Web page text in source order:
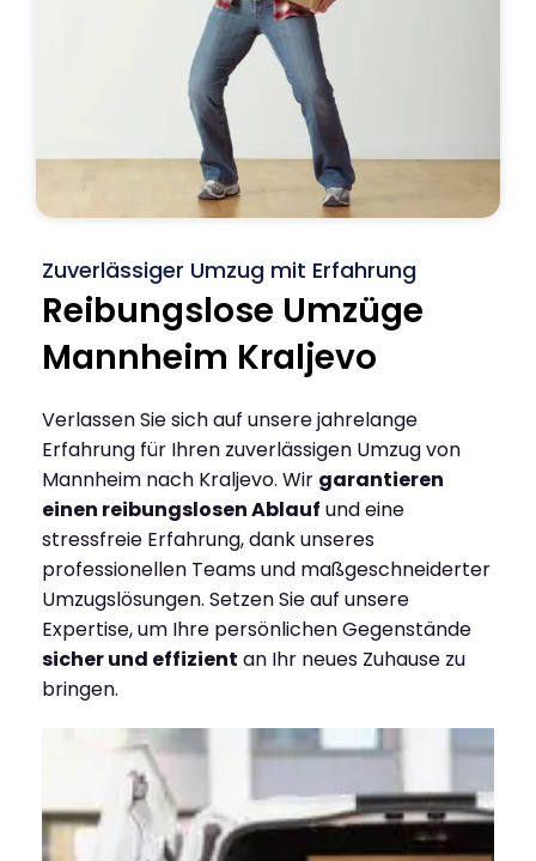
Zuverlässiger Umzug mit Erfahrung
Reibungslose Umzüge
Mannheim Kraljevo
Verlassen Sie sich auf unsere jahrelange
Erfahrung für Ihren zuverlässigen Umzug von
Mannheim nach Kraljevo. Wir garantieren
einen reibungslosen Ablauf und eine
stressfreie Erfahrung, dank unseres
professionellen Teams und maßgeschneiderter
Umzugslösungen. Setzen Sie auf unsere
Expertise, um Ihre persönlichen Gegenstände
sicher und effizient an Ihr neues Zuhause zu
bringen.